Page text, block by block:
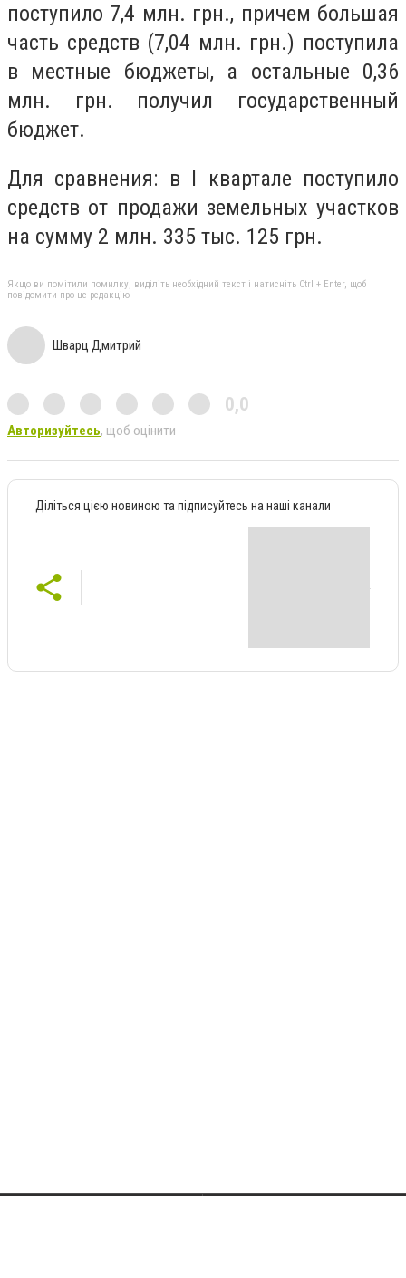
поступило 7,4 млн. грн., причем большая
часть средств (7,04 млн. грн.) поступила
в местные бюджеты, а остальные 0,36
млн. грн. получил государственный
бюджет.
Для сравнения: в I квартале поступило
средств от продажи земельных участков
на сумму 2 млн. 335 тыс. 125 грн.
Якщо ви помітили помилку, виділіть необхідний текст і натисніть Ctrl + Enter, щоб
повідомити про це редакцію
Шварц Дмитрий
0,0
Авторизуйтесь, щоб оцінити
Діліться цією новиною та підписуйтесь на наші канали